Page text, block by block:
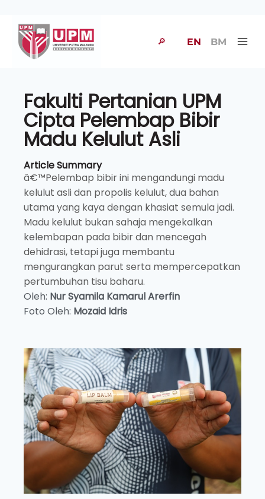
🔎 EN BM
Fakulti Pertanian UPM
Cipta Pelembap Bibir
Madu Kelulut Asli
Article Summary
â€™Pelembap bibir ini mengandungi madu
kelulut asli dan propolis kelulut, dua bahan
utama yang kaya dengan khasiat semula jadi.
Madu kelulut bukan sahaja mengekalkan
kelembapan pada bibir dan mencegah
dehidrasi, tetapi juga membantu
mengurangkan parut serta mempercepatkan
pertumbuhan tisu baharu.
Oleh: Nur Syamila Kamarul Arerfin
Foto Oleh: Mozaid Idris